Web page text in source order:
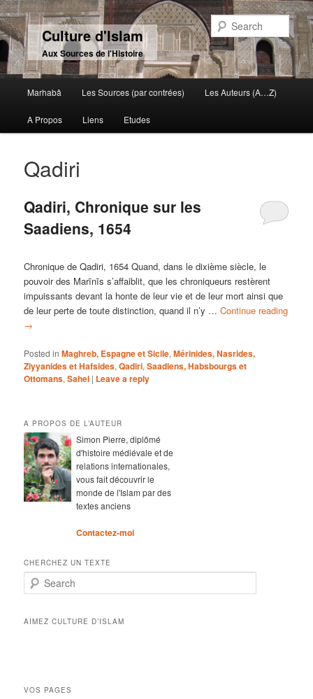
Culture d'Islam
Aux Sources de l'Histoire
Skip to primary content
Skip to secondary content
Marhabâ Les Sources (par contrées) Les Auteurs (A…Z)
A Propos Liens Etudes
Qadiri
Qadiri, Chronique sur les
Saadiens, 1654
Chronique de Qadiri, 1654 Quand, dans le dixième siècle, le
pouvoir des Marīnīs s’affaiblit, que les chroniqueurs restèrent
impuissants devant la honte de leur vie et de leur mort ainsi que
de leur perte de toute distinction, quand il n’y …Continue reading
→
Posted in Maghreb, Espagne et Sicile,Mérinides, Nasrides,
Ziyyanides et Hafsides,Qadiri,Saadiens, Habsbourgs et
Ottomans,Sahel | Leave a reply
A PROPOS DE L’AUTEUR
Simon Pierre, diplômé
d'histoire médiévale et de
relations internationales,
vous fait découvrir le
monde de l'Islam par des
textes anciens
Contactez-moi
CHERCHEZ UN TEXTE
Search
AIMEZ CULTURE D’ISLAM
VOS PAGES